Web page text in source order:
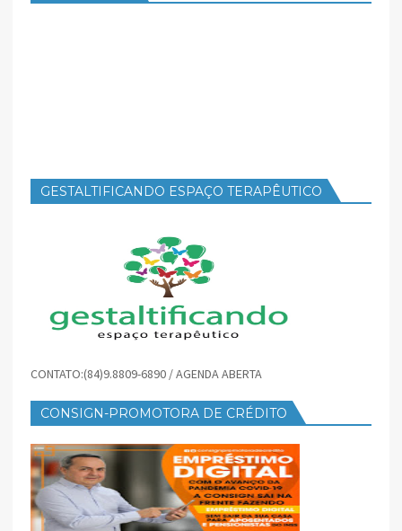
GESTALTIFICANDO ESPAÇO TERAPÊUTICO
CONTATO:(84)9.8809-6890 / AGENDA ABERTA
CONSIGN-PROMOTORA DE CRÉDITO